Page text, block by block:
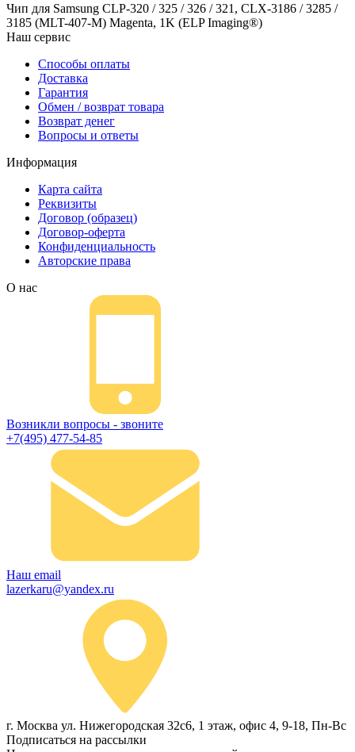
Чип для Samsung CLP-320 / 325 / 326 / 321, CLX-3186 / 3285 /
3185 (MLT-407-M) Magenta, 1K (ELP Imaging®)
Наш сервис
Способы оплаты
Доставка
Гарантия
Обмен / возврат товара
Возврат денег
Вопросы и ответы
Информация
Карта сайта
Реквизиты
Договор (образец)
Договор-оферта
Конфиденциальность
Авторские права
О нас
Возникли вопросы - звоните
+7(495) 477-54-85
Наш email
lazerkaru@yandex.ru
г. Москва ул. Нижегородская 32с6, 1 этаж, офис 4, 9-18, Пн-Вс
Подписаться на рассылки